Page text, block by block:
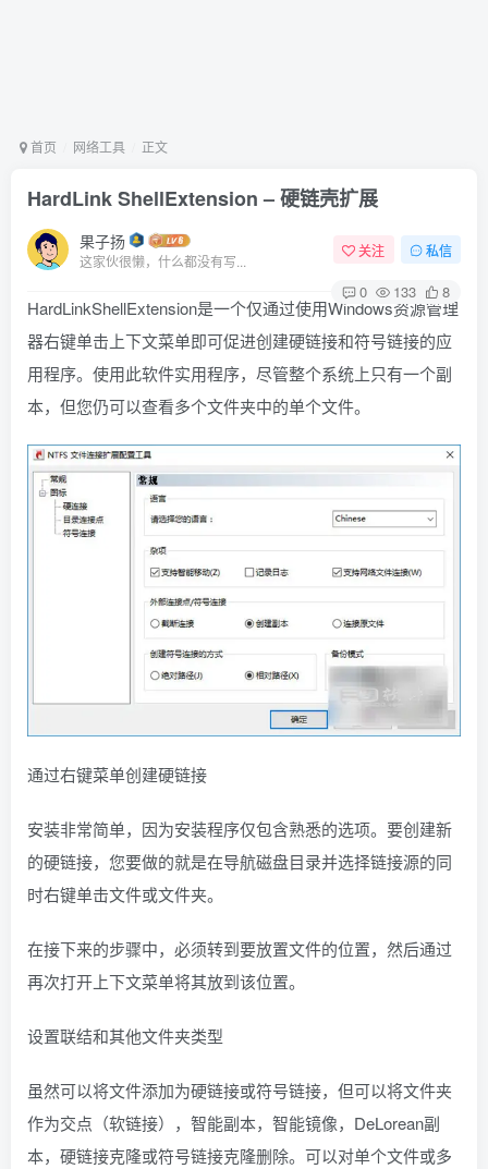
首页 网络工具 正文
HardLink ShellExtension – 硬链壳扩展
果子扬
这家伙很懒，什么都没有写...
关注 私信
0 133 8
HardLinkShellExtension是一个仅通过使用Windows资源管理
器右键单击上下文菜单即可促进创建硬链接和符号链接的应
用程序。使用此软件实用程序，尽管整个系统上只有一个副
本，但您仍可以查看多个文件夹中的单个文件。
通过右键菜单创建硬链接
安装非常简单，因为安装程序仅包含熟悉的选项。要创建新
的硬链接，您要做的就是在导航磁盘目录并选择链接源的同
时右键单击文件或文件夹。
在接下来的步骤中，必须转到要放置文件的位置，然后通过
再次打开上下文菜单将其放到该位置。
设置联结和其他文件夹类型
虽然可以将文件添加为硬链接或符号链接，但可以将文件夹
作为交点（软链接），智能副本，智能镜像，DeLorean副
本，硬链接克隆或符号链接克隆删除。可以对单个文件或多